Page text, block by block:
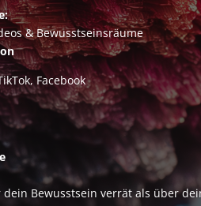
& Bewusstseinsräume
Facebook
Bewusstsein verrät als über